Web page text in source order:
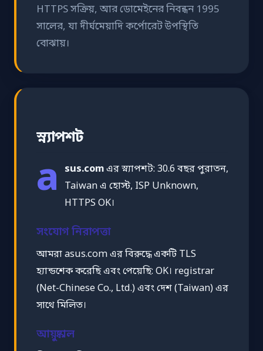
HTTPS সক্রিয়, আর ডোমেইনের নিবন্ধন 1995
সালের, যা দীর্ঘমেয়াদি কর্পোরেট উপস্থিতি
বোঝায়।
স্ন্যাপশট
a sus.comএর স্ন্যাপশট: 30.6 বছর পুরাতন,
Taiwan এ হোস্ট, ISP Unknown,
HTTPS OK।
সংযোগ নিরাপত্তা
আমরা asus.com এর বিরুদ্ধে একটি TLS
হ্যান্ডশেক করেছি এবং পেয়েছি: OK। registrar
(Net-Chinese Co., Ltd.) এবং দেশ (Taiwan) এর
সাথে মিলিত।
আয়ুষ্কাল